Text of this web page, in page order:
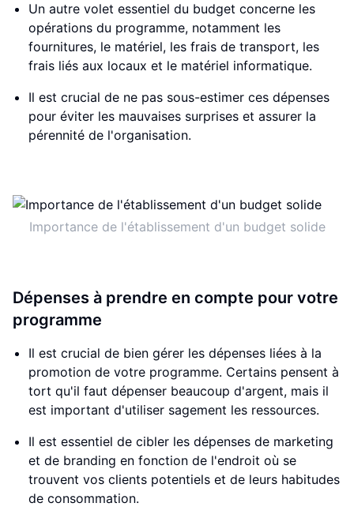
Un autre volet essentiel du budget concerne les
opérations du programme, notamment les
fournitures, le matériel, les frais de transport, les
frais liés aux locaux et le matériel informatique.
Il est crucial de ne pas sous-estimer ces dépenses
pour éviter les mauvaises surprises et assurer la
pérennité de l'organisation.
Importance de l'établissement d'un budget solide
Dépenses à prendre en compte pour votre
programme
Il est crucial de bien gérer les dépenses liées à la
promotion de votre programme. Certains pensent à
tort qu'il faut dépenser beaucoup d'argent, mais il
est important d'utiliser sagement les ressources.
Il est essentiel de cibler les dépenses de marketing
et de branding en fonction de l'endroit où se
trouvent vos clients potentiels et de leurs habitudes
de consommation.